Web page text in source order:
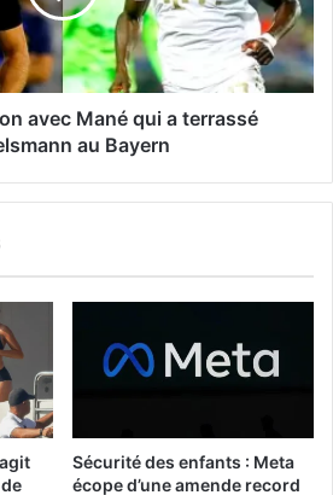
avec Mané qui a terrassé
au Bayern
Sécurité des enfants : Meta
écope d’une amende record